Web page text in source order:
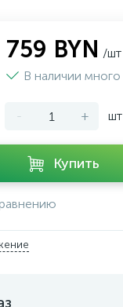
759 BYN /шт
В наличии много
- + шт
Купить